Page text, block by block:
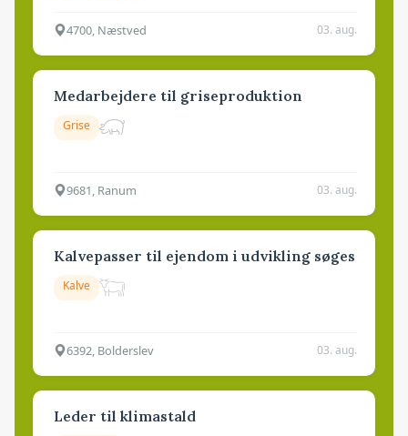
4700, Næstved 03. aug.
Medarbejdere til griseproduktion
Grise
9681, Ranum 03. aug.
Kalvepasser til ejendom i udvikling søges
Kalve
6392, Bolderslev 03. aug.
Leder til klimastald